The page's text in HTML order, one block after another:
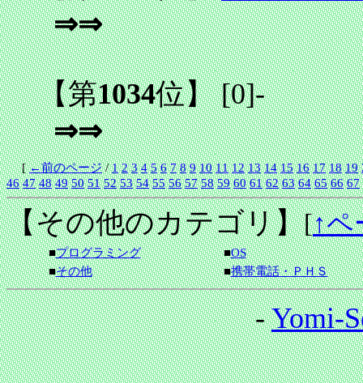
⇒⇒
【第1034位】[0]-
⇒⇒
[←前のページ/1 2 3 4 5 6 7 8 9 10 11 12 13 14 15 16 17 18 19
46 47 48 49 50 51 52 53 54 55 56 57 58 59 60 61 62 63 64 65 66 67
【その他のカテゴリ】[↑ペ
■プログラミング ■OS
■その他 ■携帯電話・ＰＨＳ
-Yomi-